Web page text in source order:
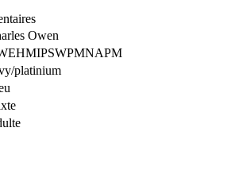
Owen
platinium